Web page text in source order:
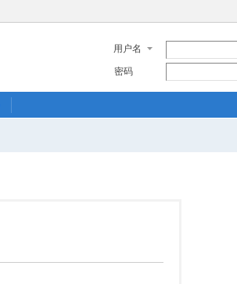
用户名
密码